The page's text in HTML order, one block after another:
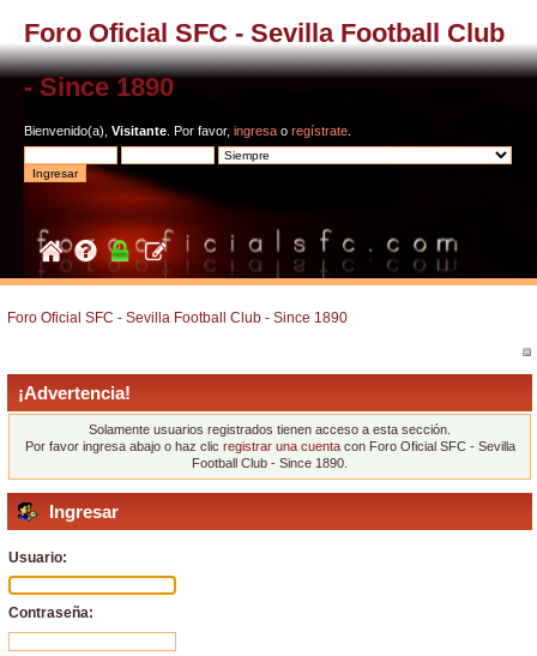
Foro Oficial SFC - Sevilla Football Club
- Since 1890
Bienvenido(a), Visitante . Por favor, ingresa o regístrate
Foro Oficial SFC - Sevilla Football Club - Since 1890
¡Advertencia!
Solamente usuarios registrados tienen acceso a esta sección.
Por favor ingresa abajo o haz clic registrar una cuentacon Foro Oficial SFC - Sevilla
Football Club - Since 1890.
Ingresar
Usuario:
Contraseña: